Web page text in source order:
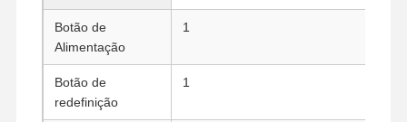
Botão de
Alimentação
1
Botão de
redefinição
1